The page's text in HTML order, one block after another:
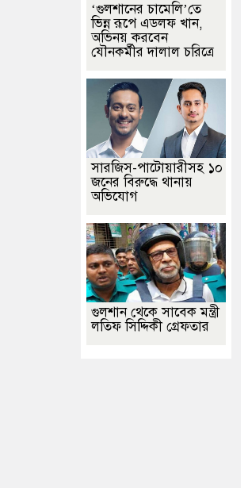
‘গুলশানের চামেলি’তে
ভিন্ন রূপে এডলফ খান,
অভিনয় করবেন
যৌনকর্মীর দালাল চরিত্রে
সারজিস-পাটোয়ারীসহ ১০
জনের বিরুদ্ধে থানায়
অভিযোগ
গুলশান থেকে সাবেক মন্ত্রী
লতিফ সিদ্দিকী গ্রেফতার